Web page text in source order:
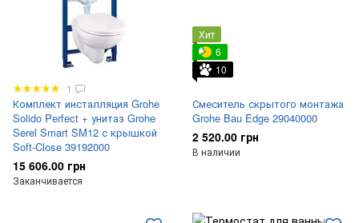
1
Комплект инсталляция Grohe
Solido Perfect + унитаз Grohe
Serel Smart SM12 с крышкой
Soft-Close 39192000
15 606.00 грн
Заканчивается
Хит
6
10
Смеситель скрытого монтажа
Grohe Bau Edge 29040000
2 520.00 грн
В наличии